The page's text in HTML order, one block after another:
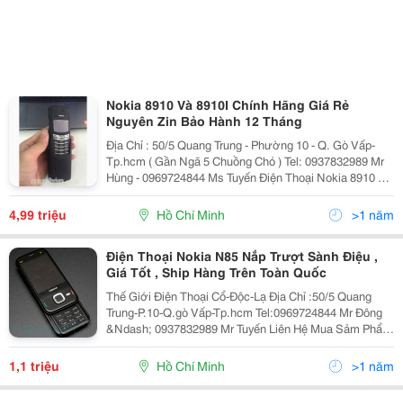
Nokia 8910 Và 8910I Chính Hãng Giá Rẻ
Nguyên Zin Bảo Hành 12 Tháng
Địa Chỉ : 50/5 Quang Trung - Phường 10 - Q. Gò Vấp-
Tp.hcm ( Gần Ngã 5 Chuồng Chó ) Tel: 0937832989 Mr
Hùng - 0969724844 Ms Tuyến Điện Thoại Nokia 8910 Cổ
Xưa Chính Hãng . - Nokia 8910 Được Thiết Kế Bằng
Kim Loại Nguyên K
4,99 triệu Hồ Chí Minh >1 năm
Điện Thoại Nokia N85 Nắp Trượt Sành Điệu ,
Giá Tốt , Ship Hàng Trên Toàn Quốc
Thế Giới Điện Thoại Cổ-Độc-Lạ Địa Chỉ :50/5 Quang
Trung-P.10-Q.gò Vấp-Tp.hcm Tel:0969724844 Mr Đông
&Ndash; 0937832989 Mr Tuyến Liên Hệ Mua Sảm Phẩm
Qua Zalo,Facebook,Viber: 0969724844
Web:rongmobile.net Kênh Fanpage
;Https://Www.facebook.com/Thegi
1,1 triệu Hồ Chí Minh >1 năm